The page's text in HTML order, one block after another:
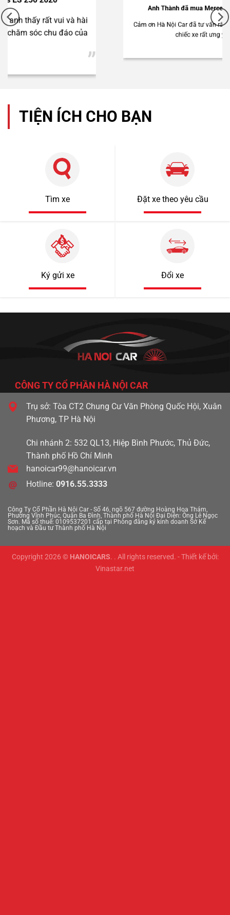
Lexus NX300 2021
1 tỷ 920 triệu
Mercedes Benz C200 2018
690 triệu
Toyota Land Cruiser 200 2016
Anh Thành đã mua Mercedes C250 2012
Cảm ơn Hà Nội Car đã tư vấn rất chu đáo để anh có
TIỆN ÍCH CHO BẠN
Tìm xe Đặt xe theo yêu cầu
Ký gửi xe Đổi xe
CÔNG TY CỔ PHẦN HÀ NỘI CAR
Trụ sở: Tòa CT2 Chung Cư Văn Phòng Quốc Hội, Xuân
Phương, TP Hà Nội
Chi nhánh 2: 532 QL13, Hiệp Bình Phước, Thủ Đức,
Thành phố Hồ Chí Minh
hanoicar99@hanoicar.vn
Hotline: 0916.55.3333
Công Ty Cổ Phần Hà Nội Car - Số 46, ngõ 567 đường Hoàng Hoa Thám,
Phường Vĩnh Phúc, Quận Ba Đình, Thành phố Hà Nội Đại Diện: Ông Lê Ngọc
Sơn. Mã số thuế: 0109537201 cấp tại Phòng đăng ký kinh doanh Sở Kế
hoạch và Đầu tư Thành phố Hà Nội
Copyright 2026 © HANOICARS. . All rights reserved. - Thiết kế bởi:
Vinastar.net